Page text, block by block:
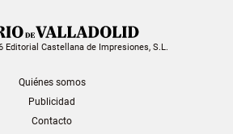
Editorial Castellana de Impresiones, S.L.
Quiénes somos
Publicidad
Contacto